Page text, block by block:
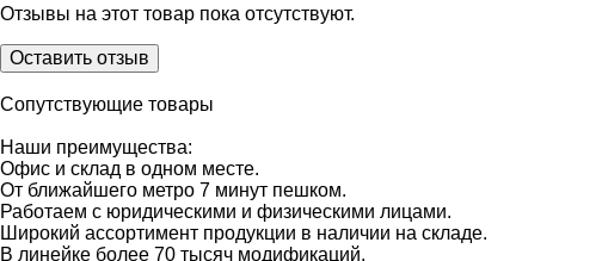
Отзывы на этот товар пока отсутствуют.
Оставить отзыв
Сопутствующие товары
Наши преимущества:
Офис и склад в одном месте.
От ближайшего метро 7 минут пешком.
Работаем с юридическими и физическими лицами.
Широкий ассортимент продукции в наличии на складе.
В линейке более 70 тысяч модификаций.